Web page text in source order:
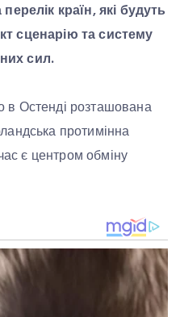
країн, які будуть
сценарію та систему
сил.
Остенді розташована
протимінна
є центром обміну